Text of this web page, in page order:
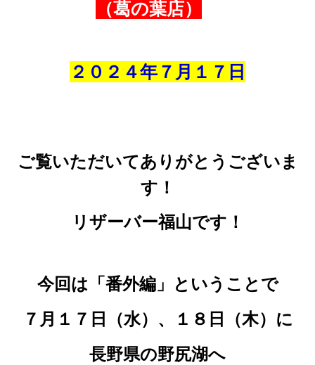
（葛の葉店）
２０２４年７ 月１７ 日
ご覧いただいてありがとうございま
す！
リザーバー福山です！
今回は「番外編」ということで
７月１７日（水）、１８日（木） に
長野県の野尻湖へ